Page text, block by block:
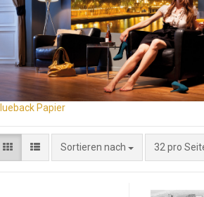
Papier
Sortieren nach 32 pro